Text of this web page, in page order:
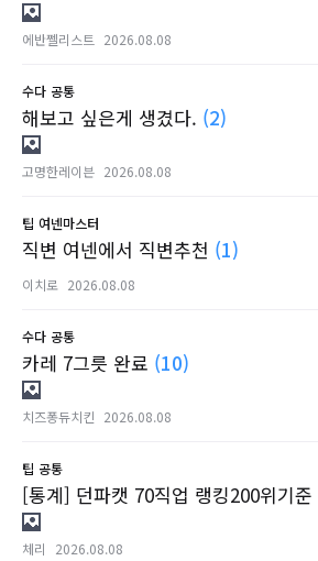
에반쩰리스트 2026.08.08
수다 공통
해보고 싶은게 생겼다. (2)
고명한레이븐 2026.08.08
팁 여넨마스터
직변 여넨에서 직변추천 (1)
이치로 2026.08.08
수다 공통
카레 7그릇 완료 (10)
치즈퐁듀치킨 2026.08.08
팁 공통
[통계] 던파캣 70직업 랭킹200위기
체리 2026.08.08